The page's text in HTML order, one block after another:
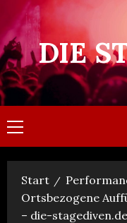
Zum
Inhalt
springenDIE
Primäres
Menü
Start
Ortsbezogene
– die-stagediven.de